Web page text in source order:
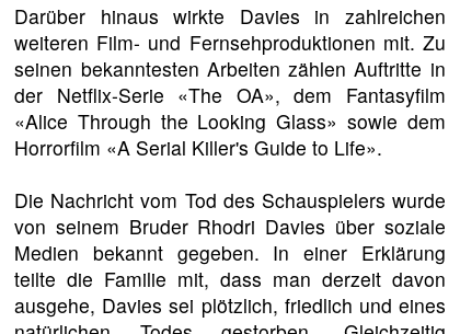
Darüber hinaus wirkte Davies in zahlreichen
weiteren Film- und Fernsehproduktionen mit. Zu
seinen bekanntesten Arbeiten zählen Auftritte in
der Netflix-Serie «The OA», dem Fantasyfilm
«Alice Through the Looking Glass» sowie dem
Horrorfilm «A Serial Killer's Guide to Life».
Die Nachricht vom Tod des Schauspielers wurde
von seinem Bruder Rhodri Davies über soziale
Medien bekannt gegeben. In einer Erklärung
teilte die Familie mit, dass man derzeit davon
ausgehe, Davies sei plötzlich, friedlich und eines